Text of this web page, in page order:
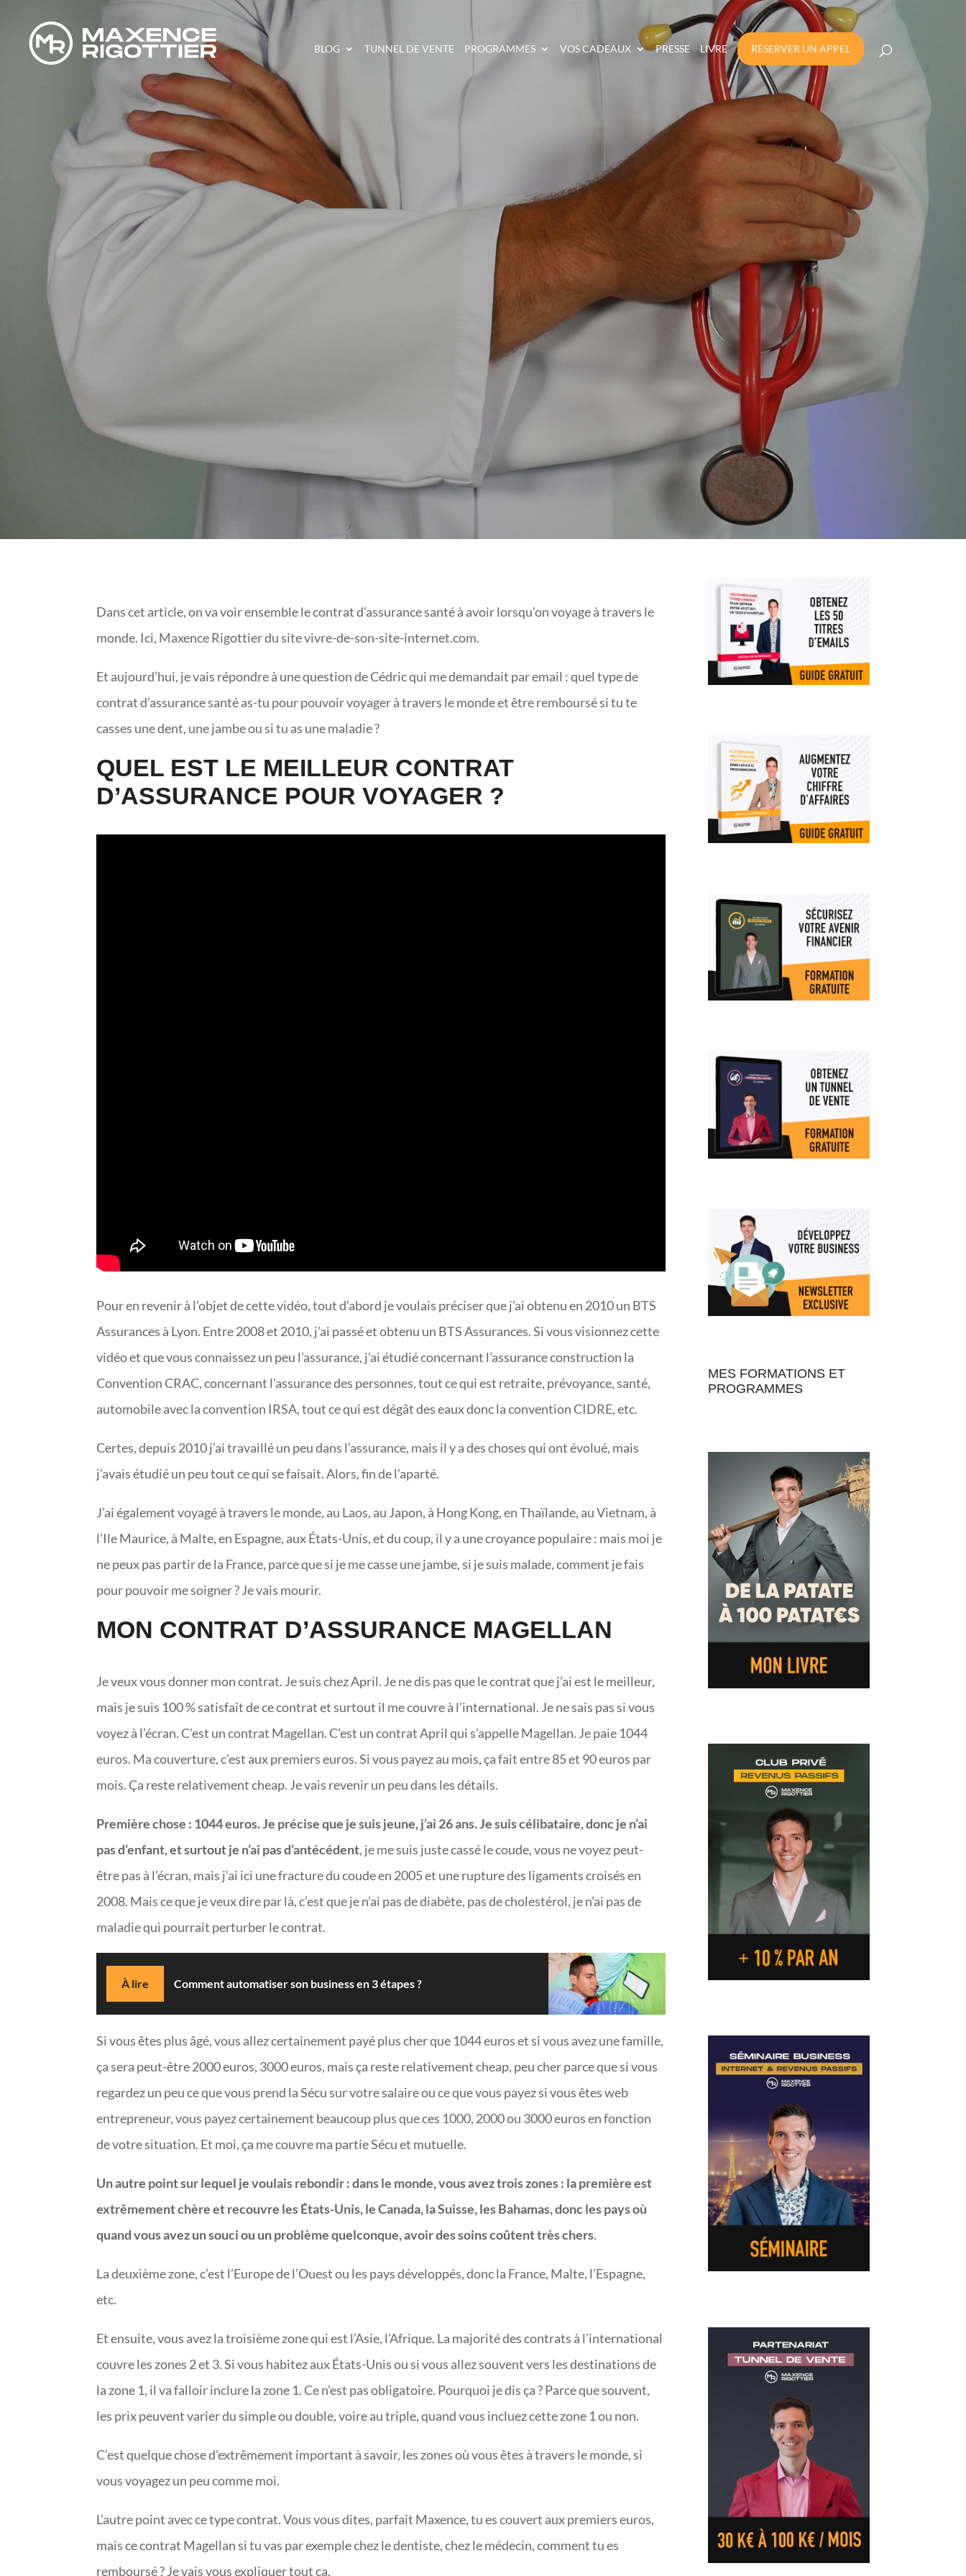
BLOG TUNNEL DE VENTE PROGRAMMES VOS CADEAUX PRESSE LIVRE RÉSERVER UN APPEL
QUELLE EST LE MEILLEUR CONTRAT
D’ASSURANCE SANTÉ MONDIAL ?
Dans cet article, on va voir ensemble le contrat d’assurance santé à avoir lorsqu’on voyage à travers le
monde. Ici, Maxence Rigottier du site vivre-de-son-site-internet.com.
Et aujourd’hui, je vais répondre à une question de Cédric qui me demandait par email : quel type de
contrat d’assurance santé as-tu pour pouvoir voyager à travers le monde et être remboursé si tu te
casses une dent, une jambe ou si tu as une maladie ?
QUEL EST LE MEILLEUR CONTRAT
D’ASSURANCE POUR VOYAGER ?
Pour en revenir à l’objet de cette vidéo, tout d’abord je voulais préciser que j’ai obtenu en 2010 un BTS
Assurances à Lyon. Entre 2008 et 2010, j’ai passé et obtenu un BTS Assurances. Si vous visionnez cette
vidéo et que vous connaissez un peu l’assurance, j’ai étudié concernant l’assurance construction la
Convention CRAC, concernant l’assurance des personnes, tout ce qui est retraite, prévoyance, santé,
automobile avec la convention IRSA, tout ce qui est dégât des eaux donc la convention CIDRE, etc.
Certes, depuis 2010 j’ai travaillé un peu dans l’assurance, mais il y a des choses qui ont évolué, mais
j’avais étudié un peu tout ce qui se faisait. Alors, fin de l’aparté.
J’ai également voyagé à travers le monde, au Laos, au Japon, à Hong Kong, en Thaïlande, au Vietnam, à
l’Ile Maurice, à Malte, en Espagne, aux États-Unis, et du coup, il y a une croyance populaire : mais moi je
ne peux pas partir de la France, parce que si je me casse une jambe, si je suis malade, comment je fais
pour pouvoir me soigner ? Je vais mourir.
MON CONTRAT D’ASSURANCE MAGELLAN
Je veux vous donner mon contrat. Je suis chez April. Je ne dis pas que le contrat que j’ai est le meilleur,
mais je suis 100 % satisfait de ce contrat et surtout il me couvre à l’international. Je ne sais pas si vous
voyez à l’écran. C’est un contrat Magellan. C’est un contrat April qui s’appelle Magellan. Je paie 1044
euros. Ma couverture, c’est aux premiers euros. Si vous payez au mois, ça fait entre 85 et 90 euros par
mois. Ça reste relativement cheap. Je vais revenir un peu dans les détails.
Première chose : 1044 euros. Je précise que je suis jeune, j’ai 26 ans. Je suis célibataire, donc je n’ai
pas d’enfant, et surtout je n’ai pas d’antécédent, je me suis juste cassé le coude, vous ne voyez peut-
être pas à l’écran, mais j’ai ici une fracture du coude en 2005 et une rupture des ligaments croisés en
2008. Mais ce que je veux dire par là, c’est que je n’ai pas de diabète, pas de cholestérol, je n’ai pas de
maladie qui pourrait perturber le contrat.
À lire Comment automatiser son business en 3 étapes ?
Si vous êtes plus âgé, vous allez certainement payé plus cher que 1044 euros et si vous avez une famille,
ça sera peut-être 2000 euros, 3000 euros, mais ça reste relativement cheap, peu cher parce que si vous
regardez un peu ce que vous prend la Sécu sur votre salaire ou ce que vous payez si vous êtes web
entrepreneur, vous payez certainement beaucoup plus que ces 1000, 2000 ou 3000 euros en fonction
de votre situation. Et moi, ça me couvre ma partie Sécu et mutuelle.
Un autre point sur lequel je voulais rebondir : dans le monde, vous avez trois zones : la première est
extrêmement chère et recouvre les États-Unis, le Canada, la Suisse, les Bahamas, donc les pays où
quand vous avez un souci ou un problème quelconque, avoir des soins coûtent très chers.
La deuxième zone, c’est l’Europe de l’Ouest ou les pays développés, donc la France, Malte, l’Espagne,
etc.
Et ensuite, vous avez la troisième zone qui est l’Asie, l’Afrique. La majorité des contrats à l’international
couvre les zones 2 et 3. Si vous habitez aux États-Unis ou si vous allez souvent vers les destinations de
la zone 1, il va falloir inclure la zone 1. Ce n’est pas obligatoire. Pourquoi je dis ça ? Parce que souvent,
les prix peuvent varier du simple ou double, voire au triple, quand vous incluez cette zone 1 ou non.
C’est quelque chose d’extrêmement important à savoir, les zones où vous êtes à travers le monde, si
vous voyagez un peu comme moi.
L’autre point avec ce type contrat. Vous vous dites, parfait Maxence, tu es couvert aux premiers euros,
mais ce contrat Magellan si tu vas par exemple chez le dentiste, chez le médecin, comment tu es
remboursé ? Je vais vous expliquer tout ça.
MES FORMATIONS ET
PROGRAMMES